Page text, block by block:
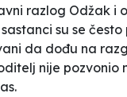
razlog Odžak i
su se
da dođu na
nije pozvonio